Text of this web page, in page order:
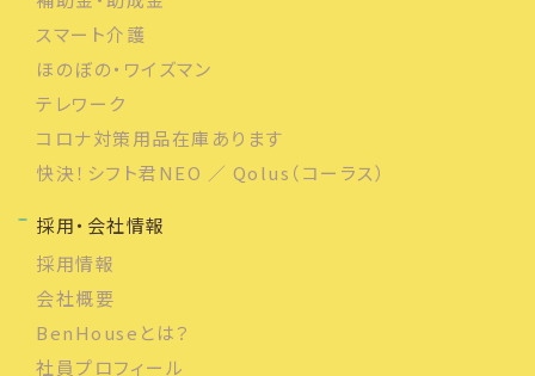
スマート介護
ほのぼの・ワイズマン
テレワーク
コロナ対策用品在庫あります
快決！シフト君NEO ／ Qolus（コーラス）
採用・会社情報
採用情報
会社概要
BenHouseとは？
社員プロフィール